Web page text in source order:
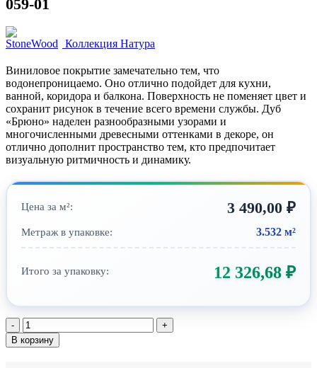
059-01
Коллекция Натура
Виниловое покрытие замечательно тем, что
водонепроницаемо. Оно отлично подойдет для кухни,
ванной, коридора и балкона. Поверхность не поменяет цвет и
сохранит рисунок в течение всего времени службы. Дуб
«Брюно» наделен разнообразными узорами и
многочисленными древесными оттенками в декоре, он
отлично дополнит пространство тем, кто предпочитает
визуальную ритмичность и динамику.
Цена за м²: 3 490,00 ₽
Метраж в упаковке: 3.532 м²
Итого за упаковку: 12 326,68 ₽
Количество
товара
Виниловый
В корзину